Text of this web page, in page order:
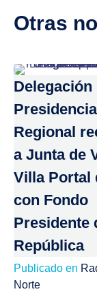
Otras
Delegación
Presidencial
Regional
a Junta de
Villa Portal
con Fondo
Presidente
República
Publicado en
Norte